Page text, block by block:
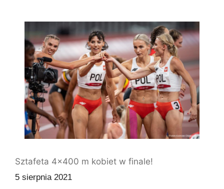
Sztafeta 4×400 m kobiet w finale!
5 sierpnia 2021